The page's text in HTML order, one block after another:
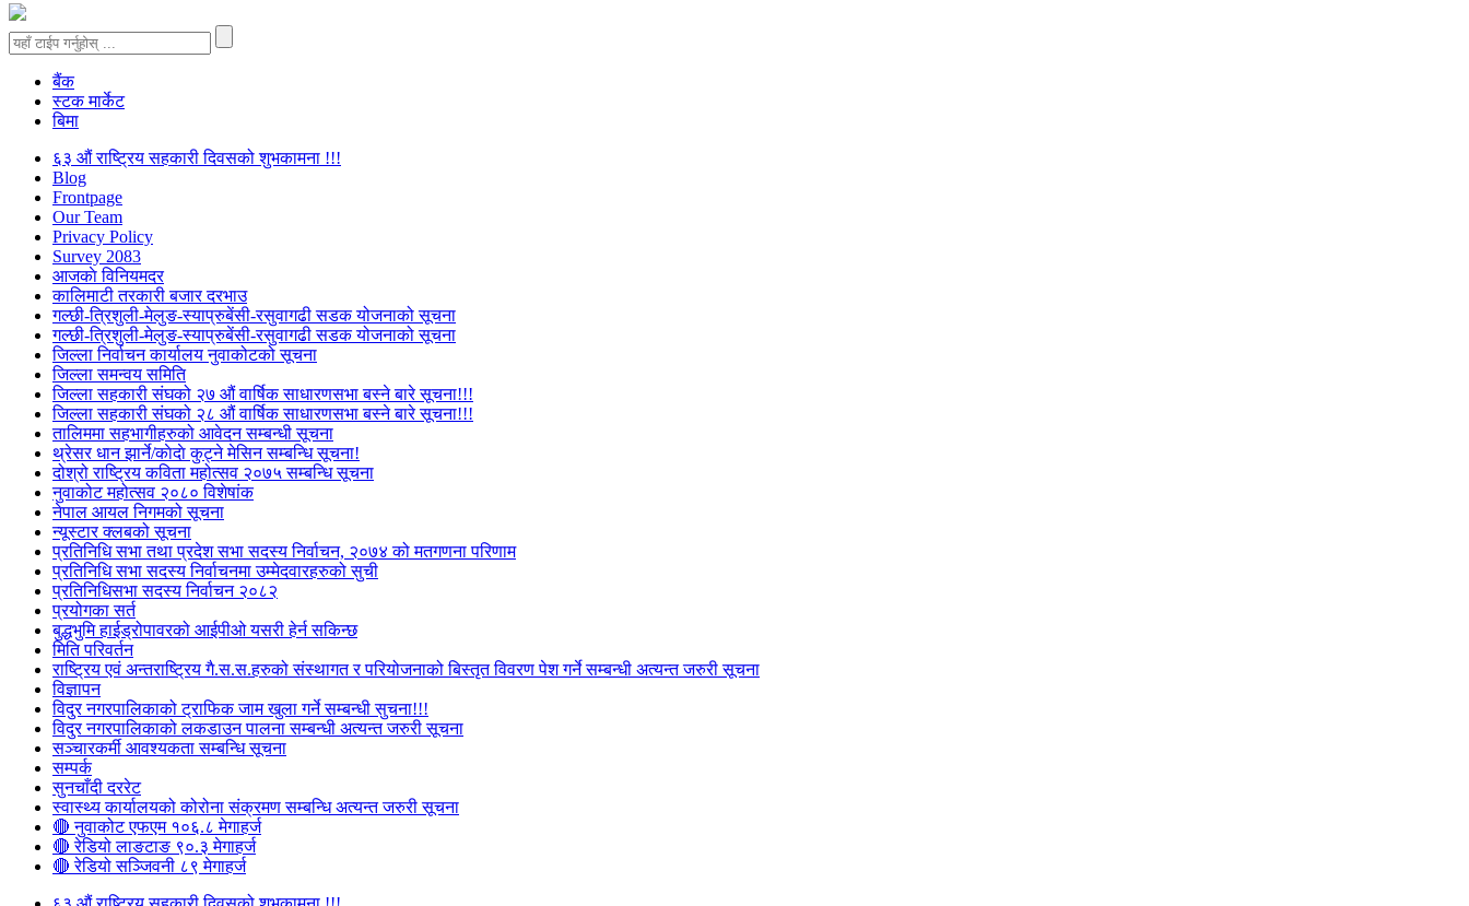
बैंक
स्टक मार्केट
बिमा
६३ औं राष्ट्रिय सहकारी दिवसको शुभकामना !!!
Blog
Frontpage
Our Team
Privacy Policy
Survey 2083
आजकाे विनियमदर
कालिमाटी तरकारी बजार दरभाउ
गल्छी-त्रिशुली-मेलुङ-स्याप्रुबेंसी-रसुवागढी सडक योजनाको सूचना
गल्छी-त्रिशुली-मेलुङ-स्याप्रुबेंसी-रसुवागढी सडक योजनाको सूचना
जिल्ला निर्वाचन कार्यालय नुवाकोटको सूचना
जिल्ला समन्वय समिति
जिल्ला सहकारी संघको २७ औं वार्षिक साधारणसभा बस्ने बारे सूचना!!!
जिल्ला सहकारी संघको २८ औं वार्षिक साधारणसभा बस्ने बारे सूचना!!!
तालिममा सहभागीहरुको आवेदन सम्बन्धी सूचना
थ्रेसर धान झार्ने/काेदाे कुट्ने मेसिन सम्बन्धि सूचना!
दोश्रो राष्ट्रिय कविता महोत्सव २०७५ सम्बन्धि सूचना
नुवाकोट महोत्सव २०८० विशेषांक
नेपाल आयल निगमको सूचना
न्यूस्टार क्लबको सूचना
प्रतिनिधि सभा तथा प्रदेश सभा सदस्य निर्वाचन, २०७४ को मतगणना परिणाम
प्रतिनिधि सभा सदस्य निर्वाचनमा उम्मेदवारहरुको सुची
प्रतिनिधिसभा सदस्य निर्वाचन २०८२
प्रयोगका सर्त
बुद्धभुमि हाईड्रोपावरको आईपीओ यसरी हेर्न सकिन्छ
मिति परिवर्तन
राष्ट्रिय एवं अन्तराष्ट्रिय गै.स.स.हरुको संस्थागत र परियोजनाको बिस्तृत विवरण पेश गर्ने सम्बन्धी अत्यन्त जरुरी सूचना
विज्ञापन
विदुर नगरपालिकाको ट्राफिक जाम खुला गर्ने सम्बन्धी सुचना!!!
विदुर नगरपालिकाको लकडाउन पालना सम्बन्धी अत्यन्त जरुरी सूचना
सञ्चारकर्मी आवश्यकता सम्बन्धि सूचना
सम्पर्क
सुनचाँदी दररेट
स्वास्थ्य कार्यालयको कोरोना संक्रमण सम्बन्धि अत्यन्त जरुरी सूचना
🔴 नुवाकोट एफएम १०६.८ मेगाहर्ज
🔴 रेडियो लाङटाङ ९०.३ मेगाहर्ज
🔴 रेडियो सञ्जिवनी ८९ मेगाहर्ज